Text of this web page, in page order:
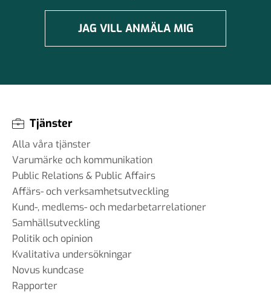
JAG VILL ANMÄLA MIG
Tjänster
Alla våra tjänster
Varumärke och kommunikation
Public Relations & Public Affairs
Affärs- och verksamhetsutveckling
Kund-, medlems- och medarbetarrelationer
Samhällsutveckling
Politik och opinion
Kvalitativa undersökningar
Novus kundcase
Rapporter